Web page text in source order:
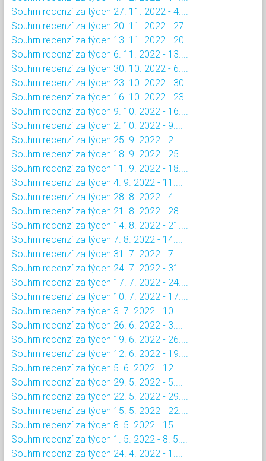
Souhrn recenzí za týden 27. 11. 2022 - 4....
Souhrn recenzí za týden 20. 11. 2022 - 27....
Souhrn recenzí za týden 13. 11. 2022 - 20....
Souhrn recenzí za týden 6. 11. 2022 - 13....
Souhrn recenzí za týden 30. 10. 2022 - 6....
Souhrn recenzí za týden 23. 10. 2022 - 30....
Souhrn recenzí za týden 16. 10. 2022 - 23....
Souhrn recenzí za týden 9. 10. 2022 - 16....
Souhrn recenzí za týden 2. 10. 2022 - 9....
Souhrn recenzí za týden 25. 9. 2022 - 2....
Souhrn recenzí za týden 18. 9. 2022 - 25....
Souhrn recenzí za týden 11. 9. 2022 - 18....
Souhrn recenzí za týden 4. 9. 2022 - 11....
Souhrn recenzí za týden 28. 8. 2022 - 4....
Souhrn recenzí za týden 21. 8. 2022 - 28....
Souhrn recenzí za týden 14. 8. 2022 - 21....
Souhrn recenzí za týden 7. 8. 2022 - 14....
Souhrn recenzí za týden 31. 7. 2022 - 7....
Souhrn recenzí za týden 24. 7. 2022 - 31....
Souhrn recenzí za týden 17. 7. 2022 - 24....
Souhrn recenzí za týden 10. 7. 2022 - 17....
Souhrn recenzí za týden 3. 7. 2022 - 10....
Souhrn recenzí za týden 26. 6. 2022 - 3....
Souhrn recenzí za týden 19. 6. 2022 - 26....
Souhrn recenzí za týden 12. 6. 2022 - 19....
Souhrn recenzí za týden 5. 6. 2022 - 12....
Souhrn recenzí za týden 29. 5. 2022 - 5....
Souhrn recenzí za týden 22. 5. 2022 - 29....
Souhrn recenzí za týden 15. 5. 2022 - 22....
Souhrn recenzí za týden 8. 5. 2022 - 15....
Souhrn recenzí za týden 1. 5. 2022 - 8. 5....
Souhrn recenzí za týden 24. 4. 2022 - 1....